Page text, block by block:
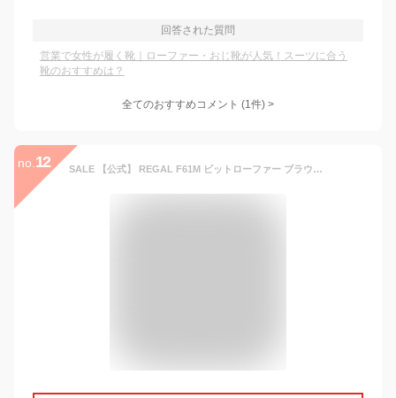
回答された質問
営業で女性が履く靴｜ローファー・おじ靴が人気！スーツに合う
靴のおすすめは？
全てのおすすめコメント (1件) >
no. 12 SALE 【公式】 REGAL F61M ビットローファー ブラウン型押 フラットシューズ レディース リーガル | 靴 くつ シューズ ローファー ローファ ビット フラット 革靴 本革 クロコ 型押し ダークブラウン レディースシューズ ブランド レザーシューズ